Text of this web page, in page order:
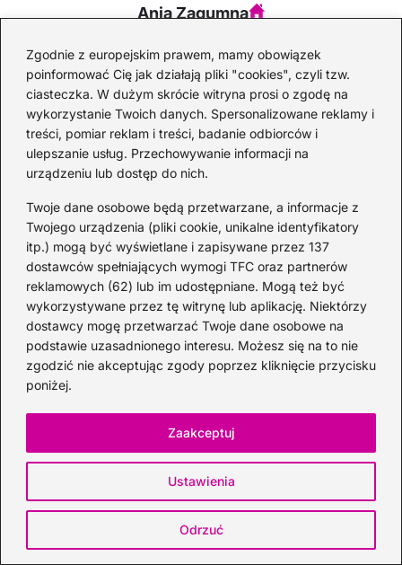
Zgodnie z europejskim prawem, mamy obowiązek
poinformować Cię jak działają pliki "cookies", czyli tzw.
ciasteczka. W dużym skrócie witryna prosi o zgodę na
wykorzystanie Twoich danych. Spersonalizowane reklamy i
treści, pomiar reklam i treści, badanie odbiorców i
ulepszanie usług. Przechowywanie informacji na
urządzeniu lub dostęp do nich.
Twoje dane osobowe będą przetwarzane, a informacje z
Twojego urządzenia (pliki cookie, unikalne identyfikatory
itp.) mogą być wyświetlane i zapisywane przez 137
dostawców spełniających wymogi TFC oraz partnerów
reklamowych (62) lub im udostępniane. Mogą też być
wykorzystywane przez tę witrynę lub aplikację. Niektórzy
dostawcy mogę przetwarzać Twoje dane osobowe na
podstawie uzasadnionego interesu. Możesz się na to nie
zgodzić nie akceptując zgody poprzez kliknięcie przycisku
poniżej.
Ustawienia
Odrzuć
Zaakceptuj
Ania Zagumna
od klasycznych trunków, przez egzotyczne likiery, aż po
autorskie koktajle. Na blogu dzielę się sprawdzonymi
przepisami na drinki, ciekawostkami o pochodzeniu
różnych alkoholi oraz poradami, jak komponować smaki,
które zachwycą gości. Łączę pasję z wiedzą, bo wierzę, że
dobre drinki to nie tylko procenty, ale przede wszystkim
sztuka i przyjemność.
←
Odkryj tajemnice idealnego irish coffee: historia i
smakowe wariacje
→
Odkryj Sekrety Black Velvet: Przepis, Historia i
Niepowtarzalne Smaki Tej Klasycznej Nalewki
Sprawdź również